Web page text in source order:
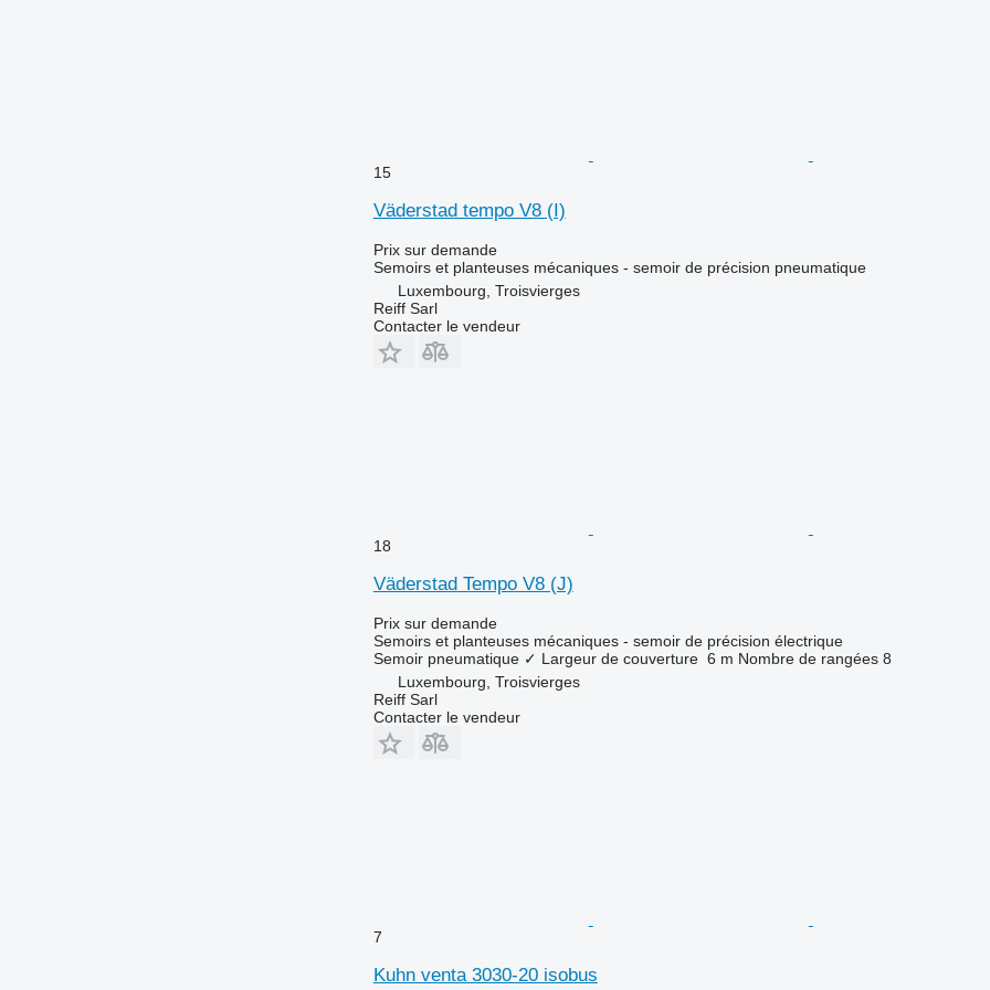
15
Väderstad tempo V8 (I)
Prix sur demande
Semoirs et planteuses mécaniques - semoir de précision pneumatique
Luxembourg, Troisvierges
Reiff Sarl
Contacter le vendeur
18
Väderstad Tempo V8 (J)
Prix sur demande
Semoirs et planteuses mécaniques - semoir de précision électrique
Semoir pneumatique ✓ Largeur de couverture 6 m Nombre de rangées 8
Luxembourg, Troisvierges
Reiff Sarl
Contacter le vendeur
7
Kuhn venta 3030-20 isobus